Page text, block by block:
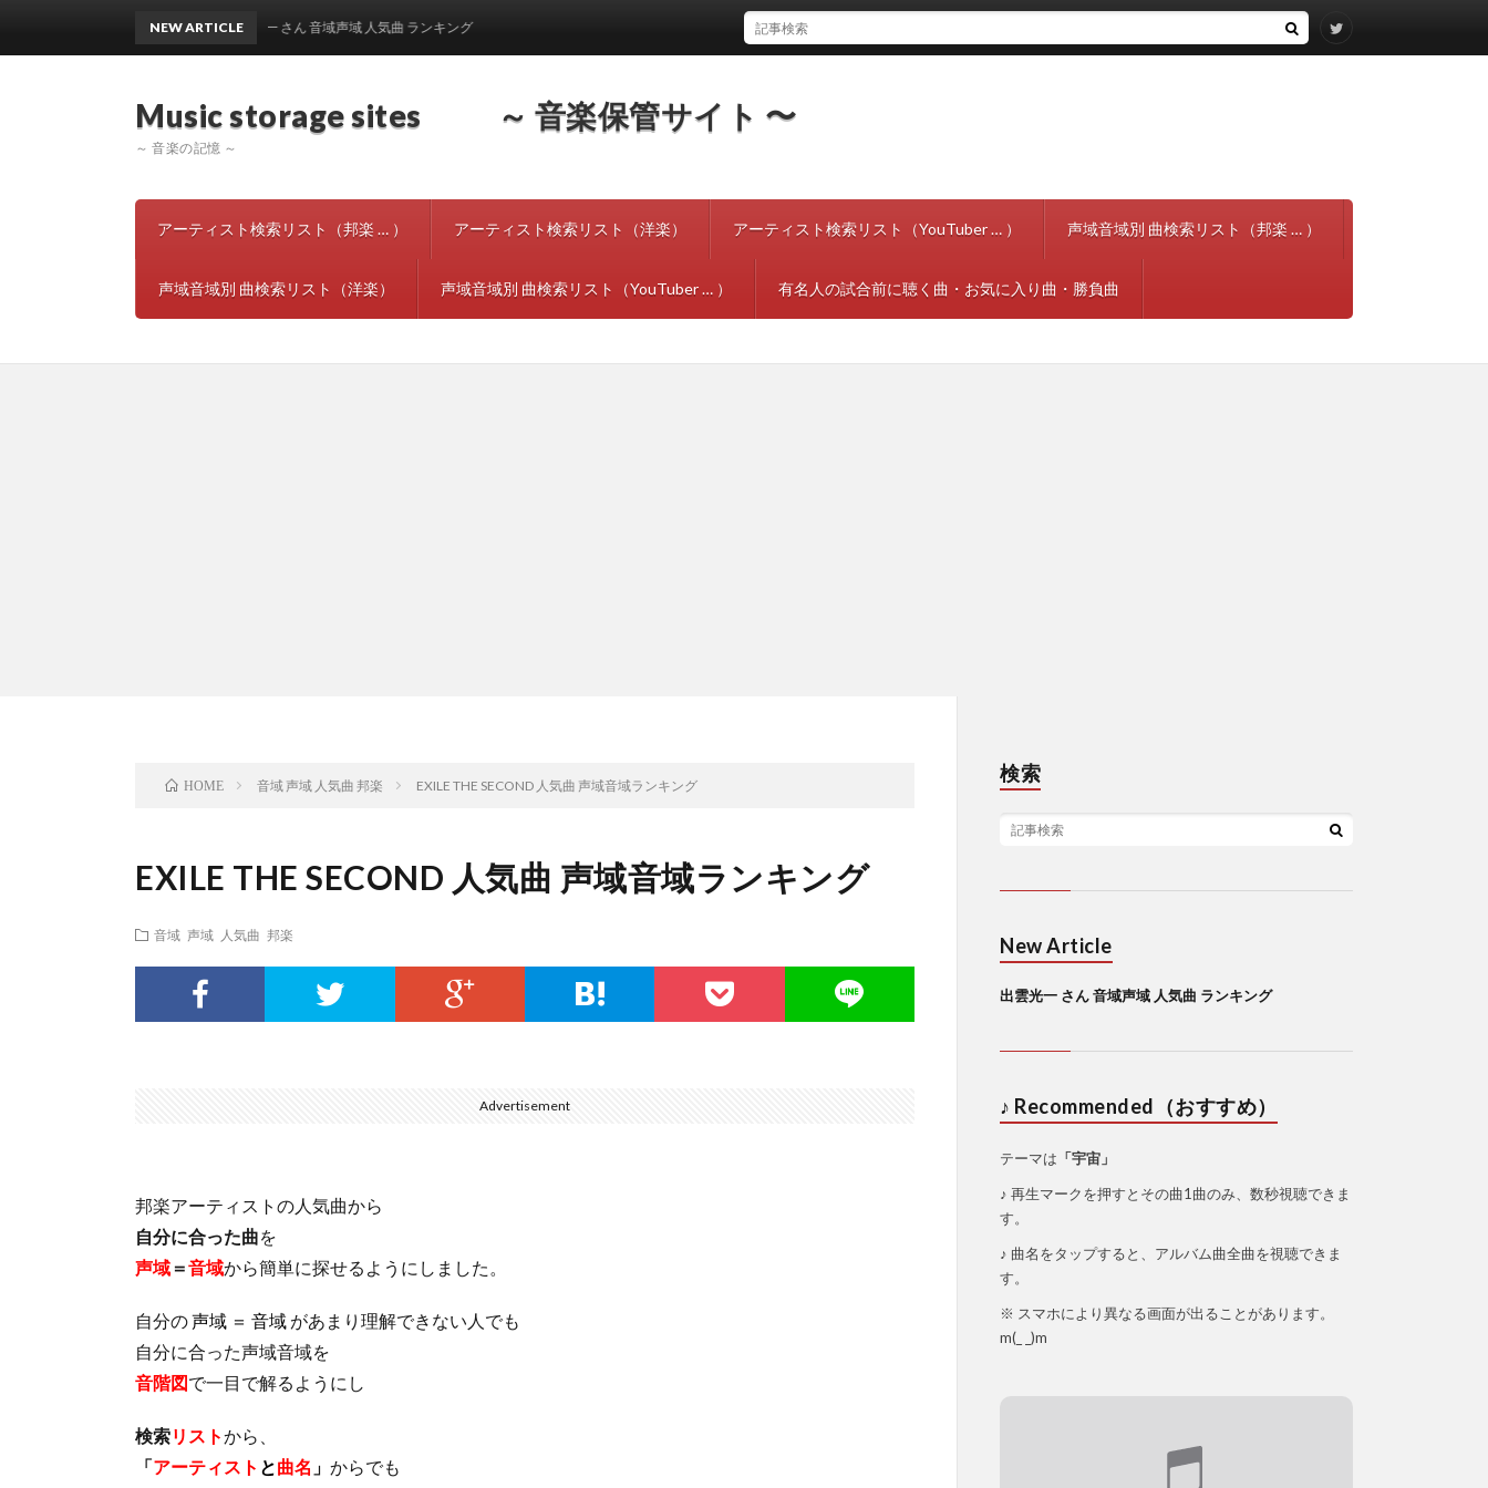
Music storage sites ～ 音楽保管サイト 〜
～ 音楽の記憶 ～
アーティスト検索リスト（邦楽 … ） アーティスト検索リスト（洋楽） アーティスト検索リスト（YouTuber … ） 声域音域別 曲検索リスト（邦楽 … ）
声域音域別 曲検索リスト（洋楽） 声域音域別 曲検索リスト（YouTuber … ） 有名人の試合前に聴く曲・お気に入り曲・勝負曲
NEW ARTICLE
出雲光一 さん 音域声域 人気曲 ランキング
HOME 音域 声域 人気曲 邦楽 EXILE THE SECOND 人気曲 声域音域ランキング
EXILE THE SECOND 人気曲 声域音域ランキング
音域 声域 人気曲 邦楽
Advertisement
邦楽アーティストの人気曲から
自分に合った曲を
声域＝音域から簡単に探せるようにしました。
自分の声域 ＝ 音域 があまり理解できない人でも
自分に合った声域音域を
音階図で一目で解るようにし
検索リストから、
「アーティスト と曲名 」 からでも
検索
New Article
出雲光一 さん 音域声域 人気曲 ランキング
♪ Recommended（おすすめ）
テーマは 「宇宙」
♪ 再生マークを押すとその曲1曲のみ、数秒視聴できま
す。
♪ 曲名をタップすると、アルバム曲全曲を視聴できま
す。
※ スマホにより異なる画面が出ることがあります。
m(_ _)m